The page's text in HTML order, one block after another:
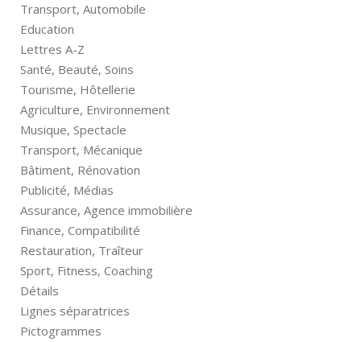
Transport, Automobile
Education
Lettres A-Z
Santé, Beauté, Soins
Tourisme, Hôtellerie
Agriculture, Environnement
Musique, Spectacle
Transport, Mécanique
Bâtiment, Rénovation
Publicité, Médias
Assurance, Agence immobilière
Finance, Compatibilité
Restauration, Traîteur
Sport, Fitness, Coaching
Détails
Lignes séparatrices
Pictogrammes